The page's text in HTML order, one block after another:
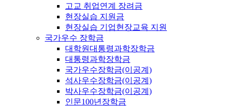
고교 취업연계 장려금
현장실습 지원금
현장실습 기업현장교육 지원
국가우수 장학금
대학원대통령과학장학금
대통령과학장학금
국가우수장학금(이공계)
석사우수장학금(이공계)
박사우수장학금(이공계)
인문100년장학금